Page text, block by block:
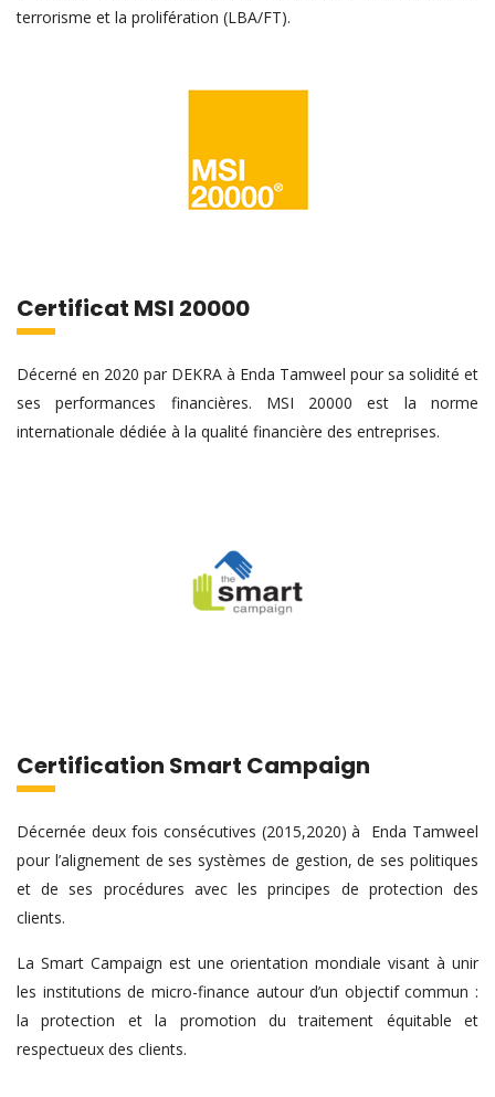
terrorisme et la prolifération (LBA/FT).
Certificat MSI 20000
Décerné en 2020 par DEKRA à Enda Tamweel pour sa solidité et
ses performances financières. MSI 20000 est la norme
internationale dédiée à la qualité financière des entreprises.
Certification Smart Campaign
Décernée deux fois consécutives (2015,2020) à Enda Tamweel
pour l’alignement de ses systèmes de gestion, de ses politiques
et de ses procédures avec les principes de protection des
clients.
La Smart Campaign est une orientation mondiale visant à unir
les institutions de micro-finance autour d’un objectif commun :
la protection et la promotion du traitement équitable et
respectueux des clients.